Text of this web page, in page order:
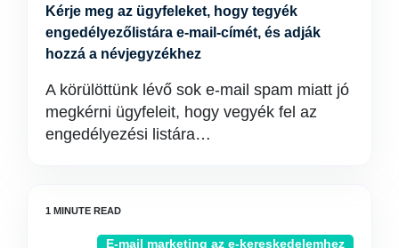
Kérje meg az ügyfeleket, hogy tegyék
engedélyezőlistára e-mail-címét, és adják
hozzá a névjegyzékhez
A körülöttünk lévő sok e-mail spam miatt jó
megkérni ügyfeleit, hogy vegyék fel az
engedélyezési listára…
E-mail marketing az e-kereskedelemhez